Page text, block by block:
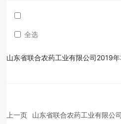
全选
山东省联合农药工业有限公司2019
上一页 山东省联合农药工业有限公